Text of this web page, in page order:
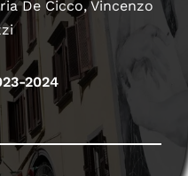
De Cicco, Vincenzo
2024